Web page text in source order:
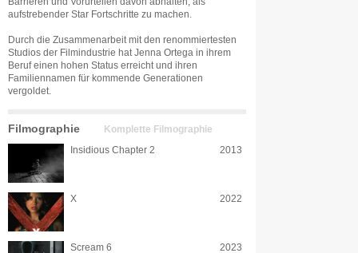
aufstrebender Star Fortschritte zu machen.
Durch die Zusammenarbeit mit den renommiertesten
Studios der Filmindustrie hat Jenna Ortega in ihrem
Beruf einen hohen Status erreicht und ihren
Familiennamen für kommende Generationen
vergoldet.
Filmographie Komplette Filmographie
Insidious Chapter 2 2013
X 2022
Scream 6
2023